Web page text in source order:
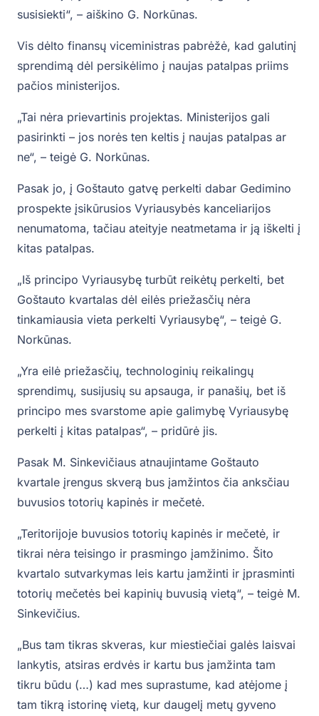
susisiekti“, – aiškino G. Norkūnas.
Vis dėlto finansų viceministras pabrėžė, kad galutinį
sprendimą dėl persikėlimo į naujas patalpas priims
pačios ministerijos.
„Tai nėra prievartinis projektas. Ministerijos gali
pasirinkti – jos norės ten keltis į naujas patalpas ar
ne“, – teigė G. Norkūnas.
Pasak jo, į Goštauto gatvę perkelti dabar Gedimino
prospekte įsikūrusios Vyriausybės kanceliarijos
nenumatoma, tačiau ateityje neatmetama ir ją iškelti į
kitas patalpas.
„Iš principo Vyriausybę turbūt reikėtų perkelti, bet
Goštauto kvartalas dėl eilės priežasčių nėra
tinkamiausia vieta perkelti Vyriausybę“, – teigė G.
Norkūnas.
„Yra eilė priežasčių, technologinių reikalingų
sprendimų, susijusių su apsauga, ir panašių, bet iš
principo mes svarstome apie galimybę Vyriausybę
perkelti į kitas patalpas“, – pridūrė jis.
Pasak M. Sinkevičiaus atnaujintame Goštauto
kvartale įrengus skverą bus įamžintos čia anksčiau
buvusios totorių kapinės ir mečetė.
„Teritorijoje buvusios totorių kapinės ir mečetė, ir
tikrai nėra teisingo ir prasmingo įamžinimo. Šito
kvartalo sutvarkymas leis kartu įamžinti ir įprasminti
totorių mečetės bei kapinių buvusią vietą“, – teigė M.
Sinkevičius.
„Bus tam tikras skveras, kur miestiečiai galės laisvai
lankytis, atsiras erdvės ir kartu bus įamžinta tam
tikru būdu (…) kad mes suprastume, kad atėjome į
tam tikrą istorinę vietą, kur daugelį metų gyveno